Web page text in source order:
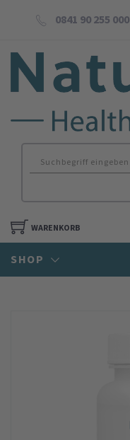
0841 90 255 000
WARENKORB
SHOP